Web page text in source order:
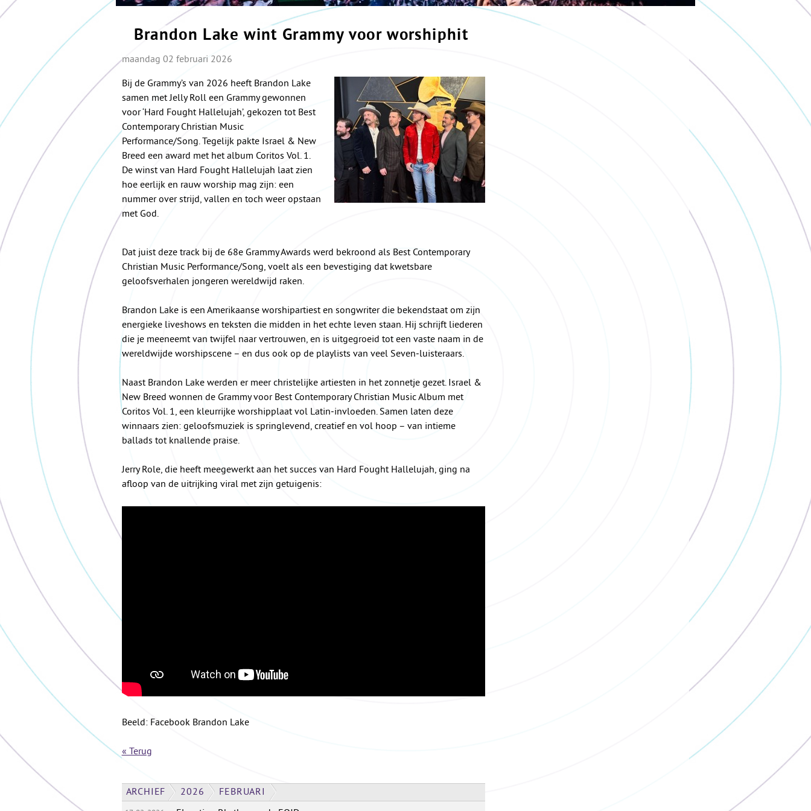
Brandon Lake wint Grammy voor worshiphit
maandag 02 februari 2026
Bij de Grammy’s van 2026 heeft Brandon Lake
samen met Jelly Roll een Grammy gewonnen
voor ‘Hard Fought Hallelujah’, gekozen tot Best
Contemporary Christian Music
Performance/Song. Tegelijk pakte Israel & New
Breed een award met het album Coritos Vol. 1.
De winst van Hard Fought Hallelujah laat zien
hoe eerlijk en rauw worship mag zijn: een
nummer over strijd, vallen en toch weer opstaan
met God.
Dat juist deze track bij de 68e Grammy Awards werd bekroond als Best Contemporary
Christian Music Performance/Song, voelt als een bevestiging dat kwetsbare
geloofsverhalen jongeren wereldwijd raken.
Brandon Lake is een Amerikaanse worshipartiest en songwriter die bekendstaat om zijn
energieke liveshows en teksten die midden in het echte leven staan. Hij schrijft liederen
die je meeneemt van twijfel naar vertrouwen, en is uitgegroeid tot een vaste naam in de
wereldwijde worshipscene – en dus ook op de playlists van veel Seven‑luisteraars.
Naast Brandon Lake werden er meer christelijke artiesten in het zonnetje gezet. Israel &
New Breed wonnen de Grammy voor Best Contemporary Christian Music Album met
Coritos Vol. 1, een kleurrijke worshipplaat vol Latin‑invloeden. Samen laten deze
winnaars zien: geloofsmuziek is springlevend, creatief en vol hoop – van intieme
ballads tot knallende praise.
Jerry Role, die heeft meegewerkt aan het succes van Hard Fought Hallelujah, ging na
afloop van de uitrijking viral met zijn getuigenis:
Beeld: Facebook Brandon Lake
« Terug
ARCHIEF 2026 FEBRUARI